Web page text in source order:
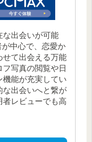
な出会いが可能
中心で、恋愛か
せて出会える万能
写真の閲覧や日
能が充実してい
な出会いへと繋が
者レビューでも高